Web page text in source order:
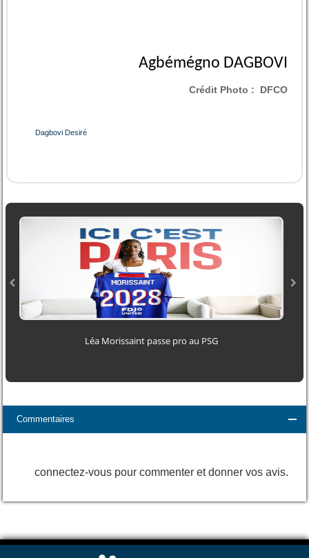
Agbémégno DAGBOVI
Crédit Photo : DFCO
Dagbovi Desiré
Léa Morissaint passe pro au PSG
Commentaires
connectez-vous pour commenter et donner vos avis.